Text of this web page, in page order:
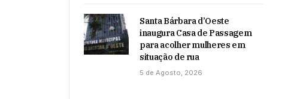
Santa Bárbara d’Oeste
inaugura Casa de Passagem
para acolher mulheres em
situação de rua
5 de Agosto, 2026